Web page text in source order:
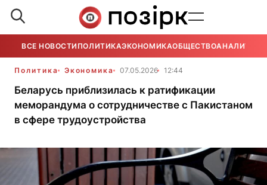
ВСЕ НОВОСТИ ПОЛИТИКАЭКОНОМИКАОБЩЕСТВОАНАЛИТИКА
Политика Экономика 07.05.2026 12:44
Беларусь приблизилась к ратификации
меморандума о сотрудничестве с Пакистаном
в сфере трудоустройства